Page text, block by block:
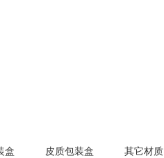
盒 皮质包装盒
其它材质